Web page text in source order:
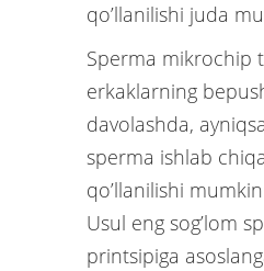
qo’llanilishi juda
Sperma mikrochip
erkaklarning
davolashda,
sperma ishlab
qo’llanilishi
Usul eng sog’lom
printsipiga